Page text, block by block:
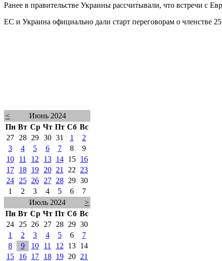
Ранее в правительстве Украины рассчитывали, что встречи с
ЕС и Украина официально дали старт переговорам о членстве
<
Июнь 2024
Пн Вт Ср Чт Пт Сб Вс
27
28 29 30 31 1
2
3
4 5 6 7 8
9
10
11 12 13 14 15
16
17
18 19 20 21 22
23
24
25 26 27 28 29 30
1
2 3 4 5 6
7
Июль 2024
>
Пн Вт Ср Чт Пт Сб Вс
24
25 26 27 28 29 30
1
2 3 4 5 6
7
8
9 10 11 12 13
14
15
16 17 18 19 20
21